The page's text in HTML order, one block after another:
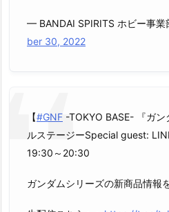
— BANDAI SPIRITS ホビー事
ber 30, 2022
【#GNF -TOKYO BASE- 『ガ
ルステージーSpecial guest:
19:30～20:30
ガンダムシリーズの新商品情報